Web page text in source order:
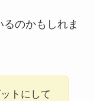
のかもしれま
トにして